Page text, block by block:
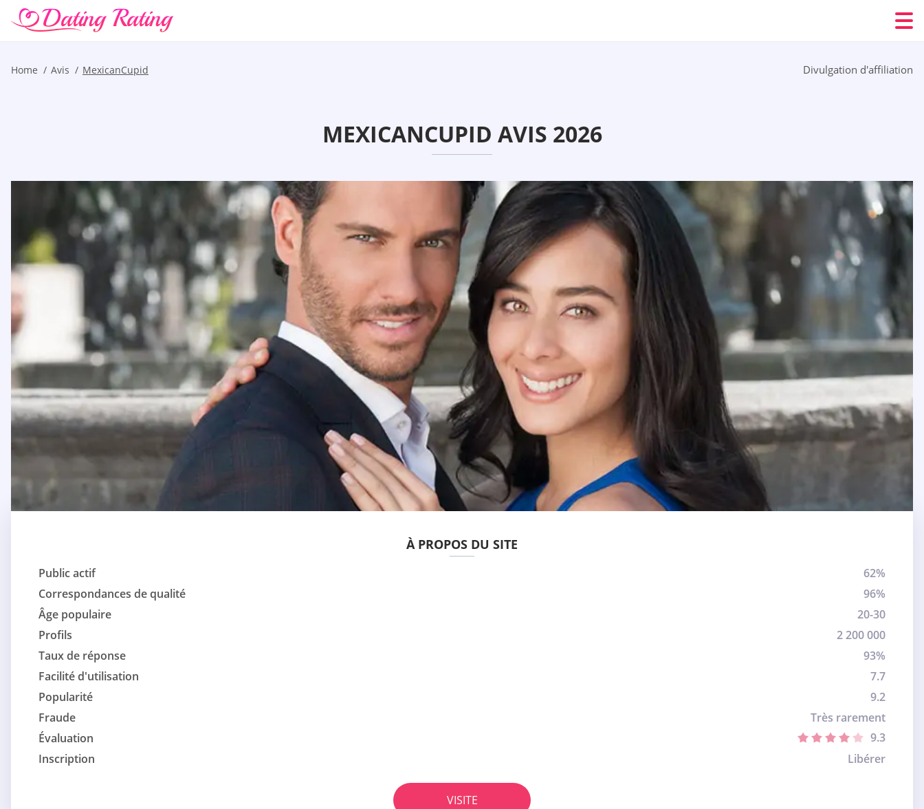
Home Avis MexicanCupid Divulgation d'affiliation
MEXICANCUPID AVIS 2026
À PROPOS DU SITE
Public actif
62%
Correspondances de qualité
96%
Âge populaire
20-30
Profils
2 200 000
Taux de réponse
93%
Facilité d'utilisation
7.7
Popularité
9.2
Fraude
Très rarement
Évaluation
9.3
Inscription
Libérer
VISITE